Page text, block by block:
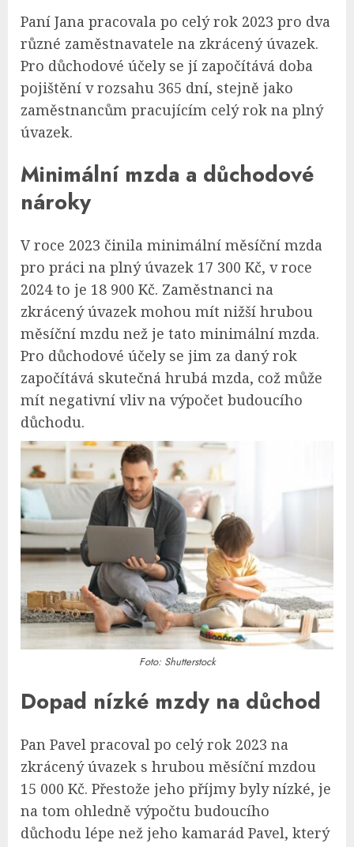
Paní Jana pracovala po celý rok 2023 pro dva
různé zaměstnavatele na zkrácený úvazek.
Pro důchodové účely se jí započítává doba
pojištění v rozsahu 365 dní, stejně jako
zaměstnancům pracujícím celý rok na plný
úvazek.
Minimální mzda a důchodové
nároky
V roce 2023 činila minimální měsíční mzda
pro práci na plný úvazek 17 300 Kč, v roce
2024 to je 18 900 Kč. Zaměstnanci na
zkrácený úvazek mohou mít nižší hrubou
měsíční mzdu než je tato minimální mzda.
Pro důchodové účely se jim za daný rok
započítává skutečná hrubá mzda, což může
mít negativní vliv na výpočet budoucího
důchodu.
Foto: Shutterstock
Dopad nízké mzdy na důchod
Pan Pavel pracoval po celý rok 2023 na
zkrácený úvazek s hrubou měsíční mzdou
15 000 Kč. Přestože jeho příjmy byly nízké, je
na tom ohledně výpočtu budoucího
důchodu lépe než jeho kamarád Pavel, který